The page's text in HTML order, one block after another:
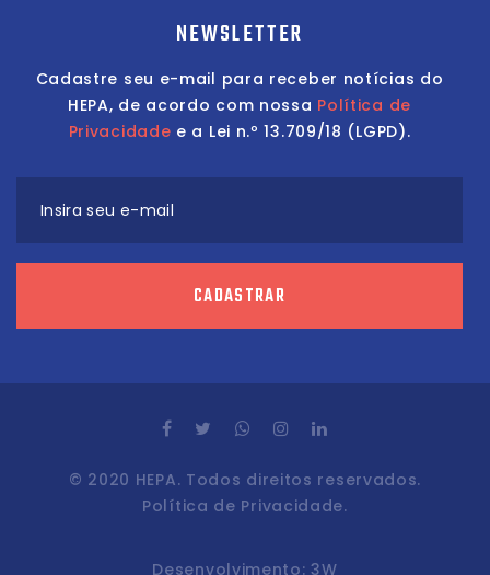
NEWSLETTER
Cadastre seu e-mail para receber notícias do
HEPA, de acordo com nossa Política de
Privacidade e a Lei n.º 13.709/18 (LGPD).
Insira seu e-mail
CADASTRAR
© 2020 HEPA. Todos direitos reservados.
Política de Privacidade.
Desenvolvimento:3W